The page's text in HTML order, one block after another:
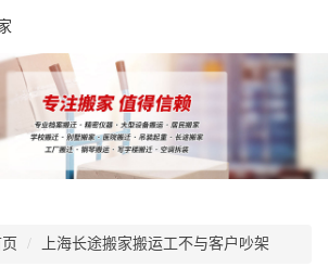
上海长途搬家搬运工不与客户吵架